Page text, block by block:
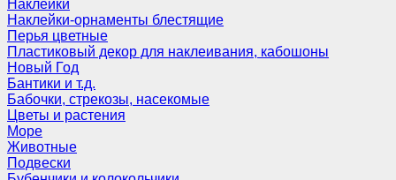
Наклейки
Наклейки-орнаменты блестящие
Перья цветные
Пластиковый декор для наклеивания, кабошоны
Новый Год
Бантики и т.д.
Бабочки, стрекозы, насекомые
Цветы и растения
Море
Животные
Подвески